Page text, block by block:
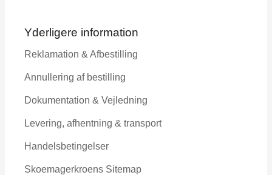
Yderligere information
Reklamation & Afbestilling
Annullering af bestilling
Dokumentation & Vejledning
Levering, afhentning & transport
Handelsbetingelser
Skoemagerkroens Sitemap